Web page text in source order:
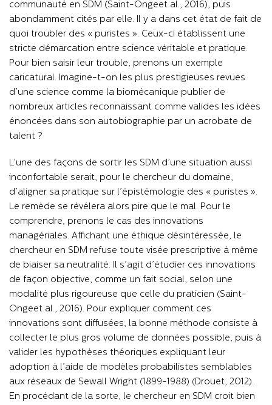
communauté en SDM (Saint-Ongeet al., 2016), puis
abondamment cités par elle. Il y a dans cet état de fait de
quoi troubler des « puristes ». Ceux-ci établissent une
stricte démarcation entre science véritable et pratique.
Pour bien saisir leur trouble, prenons un exemple
caricatural. Imagine-t-on les plus prestigieuses revues
d’une science comme la biomécanique publier de
nombreux articles reconnaissant comme valides les idées
énoncées dans son autobiographie par un acrobate de
talent ?
L’une des façons de sortir les SDM d’une situation aussi
inconfortable serait, pour le chercheur du domaine,
d’aligner sa pratique sur l’épistémologie des « puristes ».
Le remède se révélera alors pire que le mal. Pour le
comprendre, prenons le cas des innovations
managériales. Affichant une éthique désintéressée, le
chercheur en SDM refuse toute visée prescriptive à même
de biaiser sa neutralité. Il s’agit d’étudier ces innovations
de façon objective, comme un fait social, selon une
modalité plus rigoureuse que celle du praticien (Saint-
Ongeet al., 2016). Pour expliquer comment ces
innovations sont diffusées, la bonne méthode consiste à
collecter le plus gros volume de données possible, puis à
valider les hypothèses théoriques expliquant leur
adoption à l’aide de modèles probabilistes semblables
aux réseaux de Sewall Wright (1899-1988) (Drouet, 2012).
En procédant de la sorte, le chercheur en SDM croit bien